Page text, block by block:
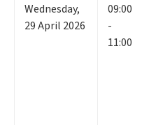
Wednesday,
29April 2026
09:00
-
11:00